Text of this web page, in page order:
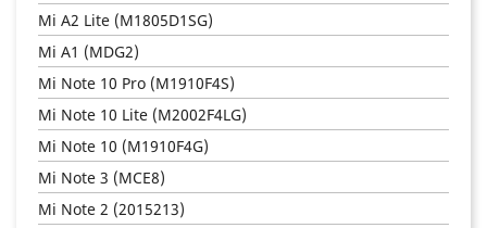
Mi A2 Lite (M1805D1SG)
Mi A1 (MDG2)
Mi Note 10 Pro (M1910F4S)
Mi Note 10 Lite (M2002F4LG)
Mi Note 10 (M1910F4G)
Mi Note 3 (MCE8)
Mi Note 2 (2015213)